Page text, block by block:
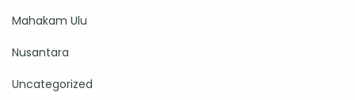
Mahakam Ulu
Nusantara
Uncategorized